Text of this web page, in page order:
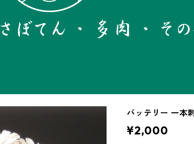
バッテリー 一本
¥2,000